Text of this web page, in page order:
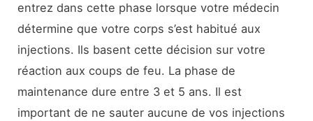
entrez dans cette phase lorsque votre médecin
détermine que votre corps s’est habitué aux
injections. Ils basent cette décision sur votre
réaction aux coups de feu. La phase de
maintenance dure entre 3 et 5 ans. Il est
important de ne sauter aucune de vos injections